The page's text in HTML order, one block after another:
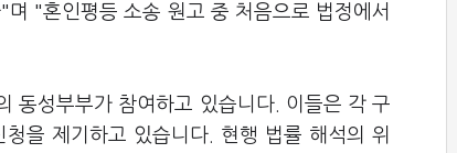
"혼인평등 소송 원고 중 처음으로 법정에서
동성부부가 참여하고 있습니다. 이들은 각 구
을 제기하고 있습니다. 현행 법률 해석의 위